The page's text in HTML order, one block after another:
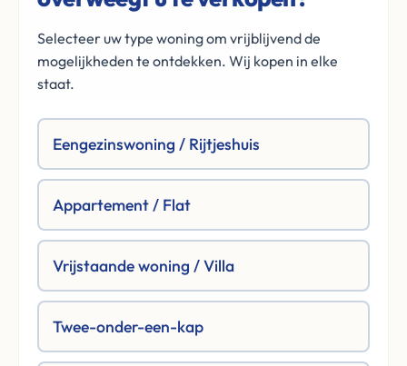
Selecteer uw type woning om vrijblijvend de
mogelijkheden te ontdekken. Wij kopen in elke
staat.
Eengezinswoning / Rijtjeshuis
Appartement / Flat
Vrijstaande woning / Villa
Twee-onder-een-kap